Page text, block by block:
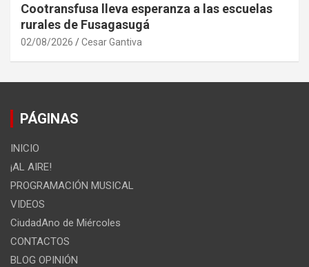
Cootransfusa lleva esperanza a las escuelas
rurales de Fusagasugá
02/08/2026 Cesar Gantiva
PÁGINAS
INICIO
¡AL AIRE!
PROGRAMACIÓN MUSICAL
VIDEOS
CiudadAno de Miércoles
CONTACTOS
BLOG OPINIÓN